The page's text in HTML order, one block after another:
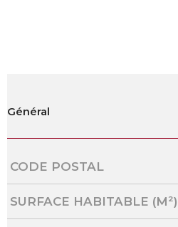
Général
Caractérisque Valeurs
CODE POSTAL
SURFACE HABITABLE (M²)